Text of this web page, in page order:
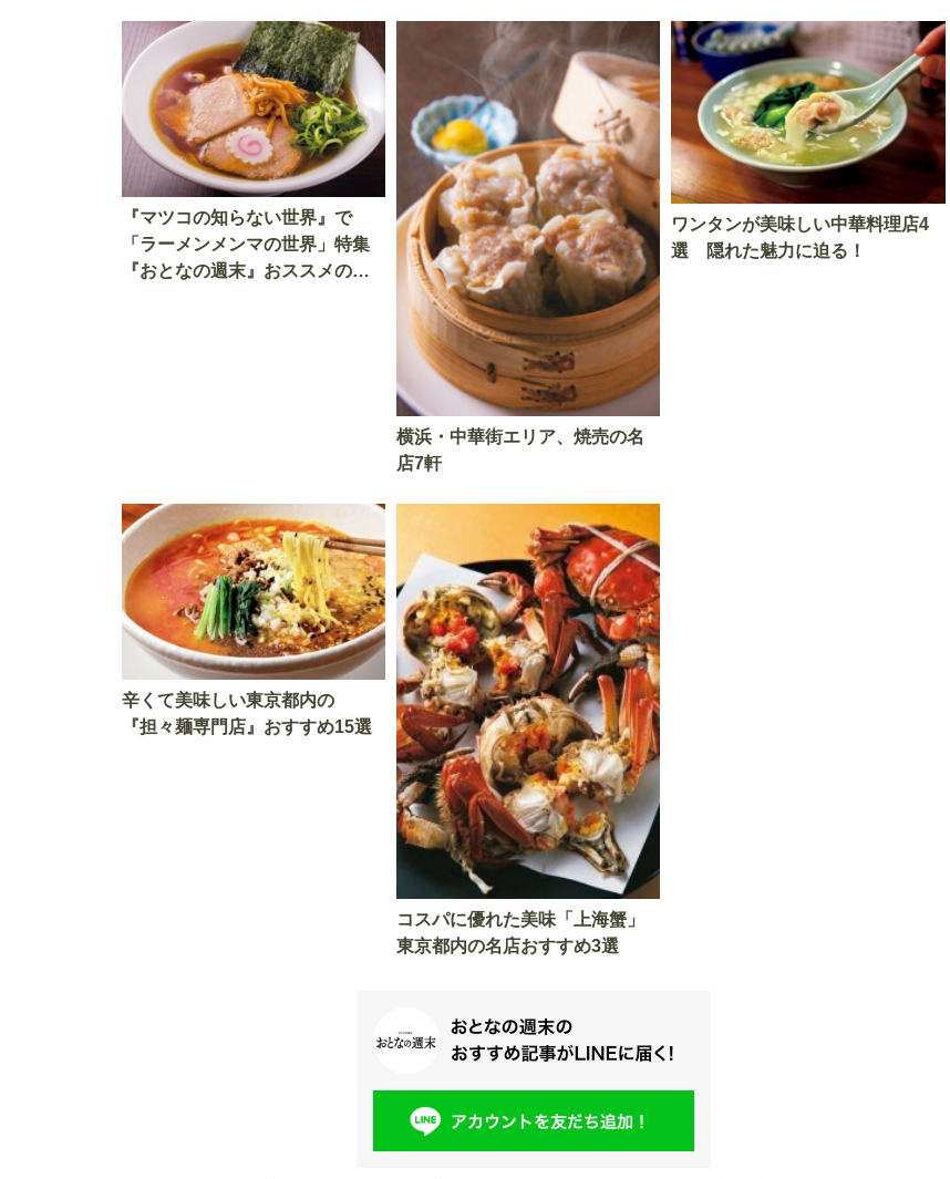
『マツコの知らない世界』で
「ラーメンメンマの世界」特集
『おとなの週末』おススメの
横浜・中華街エリア、焼売の名
店7軒
ワンタンが美味しい中華料理店4
選 隠れた魅力に迫る！
辛くて美味しい東京都内の
『担々麺専門店』おすすめ15選
コスパに優れた美味「上海蟹」
東京都内の名店おすすめ3選